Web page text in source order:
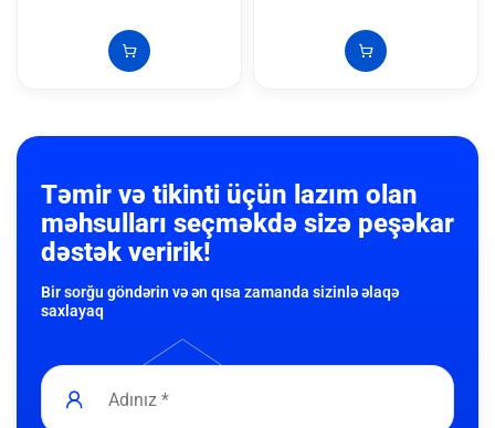
Təmir və tikinti üçün lazım olan
məhsulları seçməkdə sizə peşəkar
dəstək veririk!
Bir sorğu göndərin və ən qısa zamanda sizinlə əlaqə
saxlayaq